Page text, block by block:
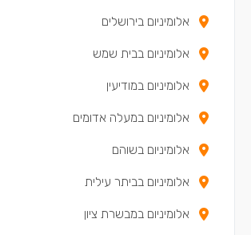
אלומיניום בירושלים
אלומיניום בבית שמש
אלומיניום במודיעין
אלומיניום במעלה אדומים
אלומיניום בשוהם
אלומיניום בביתר עילית
אלומיניום במבשרת ציון